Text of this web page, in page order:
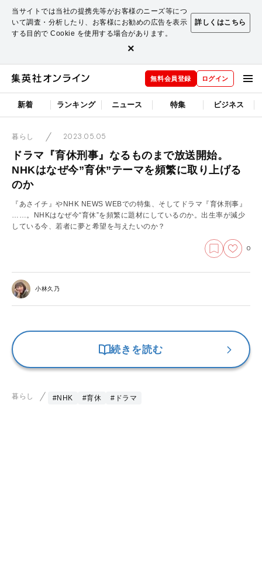
当サイトでは当社の提携先等がお客様のニーズ等につ
いて調査・分析したり、お客様にお勧めの広告を表示
する目的で Cookie を使用する場合があります。
詳しくはこちら
×
無料会員登録 ログイン
新着 ランキング ニュース 特集 ビジネス
暮らし 2023.05.05
ドラマ『育休刑事』なるものまで放送開始。
NHKはなぜ今”育休”テーマを頻繁に取り上げる
のか
『あさイチ』やNHK NEWS WEBでの特集、そしてドラマ『育休刑事』
……。NHKはなぜ今“育休”を頻繁に題材にしているのか。出生率が減少
している今、若者に夢と希望を与えたいのか？
0
小林久乃
続きを読む
暮らし #NHK #育休 #ドラマ